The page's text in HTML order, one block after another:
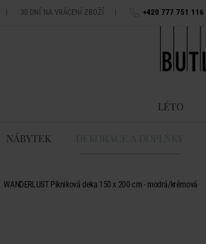
| 30 DNÍ NA VRÁCENÍ ZBOŽÍ | +420 777 751 116
LÉTO
NÁBYTEK DEKORACE A DOPLŇKY
WANDERLUST Pikniková deka 150 x 200 cm - modrá/krémová